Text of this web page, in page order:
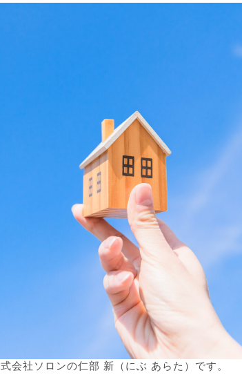
会社ソロンの仁部 新（にぶ あらた）です。